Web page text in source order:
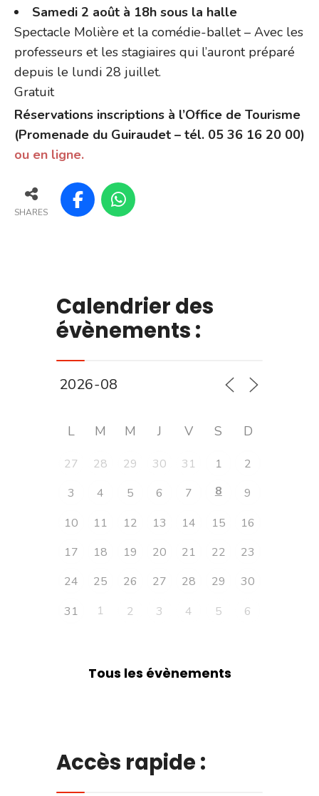
Samedi 2 août à 18h sous la halle
Spectacle Molière et la comédie-ballet – Avec les
professeurs et les stagiaires qui l’auront préparé
depuis le lundi 28 juillet.
Gratuit
Réservations inscriptions à l’Office de Tourisme
(Promenade du Guiraudet – tél. 05 36 16 20 00)
ou en ligne.
SHARES
Calendrier des
évènements :
L M M J V S D
27 28 29 30 31 1
2
3
4 5 6 7 8
9
10
11 12 13 14 15
16
17
18 19 20 21 22
23
24
25 26 27 28 29
30
31
1 2 3 4 5 6
Tous les évènements
Accès rapide :